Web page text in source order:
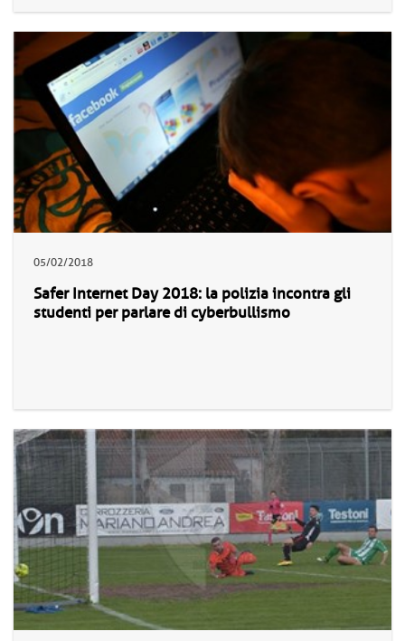
05/02/2018
Safer Internet Day 2018: la polizia incontra gli
studenti per parlare di cyberbullismo